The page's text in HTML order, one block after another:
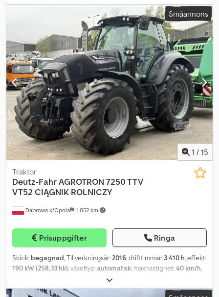
fyrhjulsdriven traktor Årsmodell: 2020 C-Shift Fjädrad framaxel
Däck fram: 540/65 R 30 MITAS Däck bak: 650/65 R 42 MITAS
Fronthydraulik 2 elektriska / 4 mekaniska styrenheter Power
Beyond 4-växlad kraftuttag Klimatautomatik Hyttfjädring FJ-
Dynamic styrsystem med rattmotor och RTK-upplåsning LED-
arbetsstrålkastare Dsdpsy H S Ugsfx Ai Iekr
Småannons
1 / 15
Dabrowa k/Opola 1 052 km
Traktor
Deutz-FahrAGROTRON 7250 TTV
VT52 CIĄGNIK ROLNICZY
Prisuppgifter Ringa
Skick: begagnad, Tillverkningsår:2016, drifttimmar: 3 410 h, effekt:
190 kW (258,33 hk), växeltyp:automatisk, maxhastighet:40 km/h,
, total bredd:
luftkonditionering, = Extra tillval och tillbehör = -